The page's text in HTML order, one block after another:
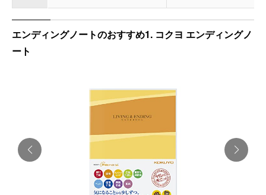
エンディングノートのおすすめ1. コクヨ エンディングノ
ート